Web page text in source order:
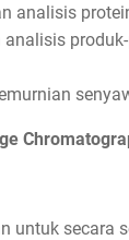
analisis
untuk secara